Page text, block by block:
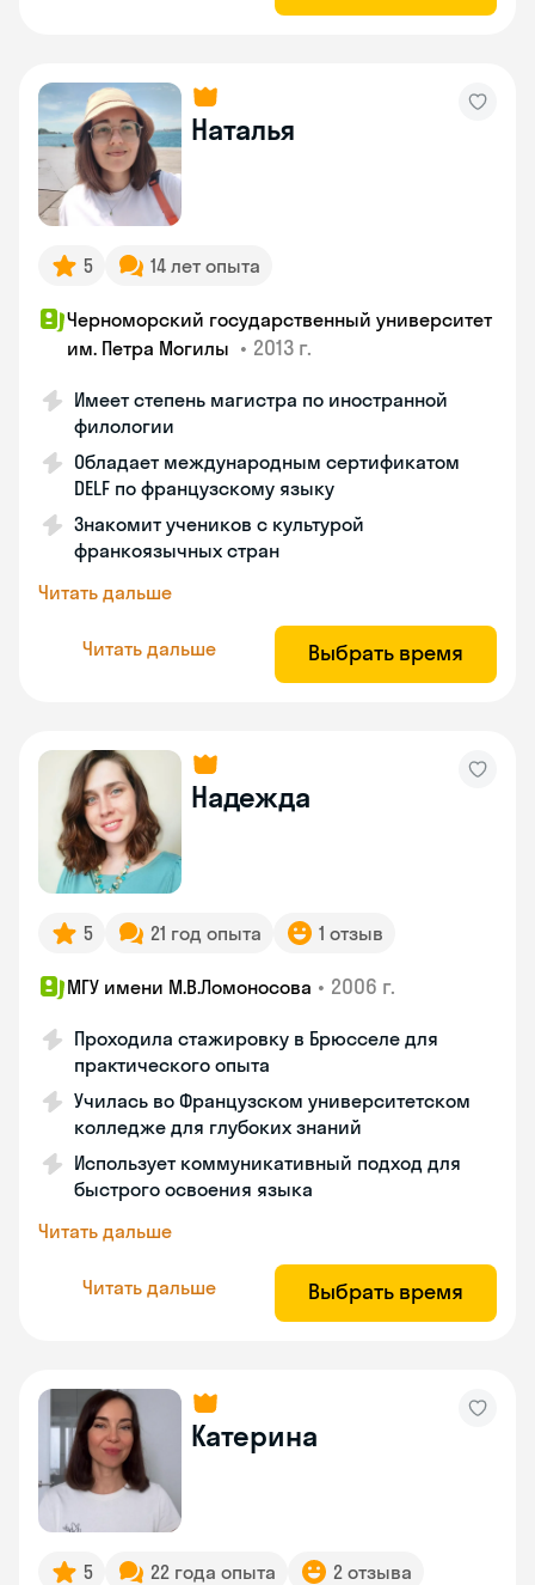
Наталья
5 14 лет опыта
Черноморский государственный университет
им. Петра Могилы • 2013 г.
Имеет степень магистра по иностранной
филологии
Обладает международным сертификатом
DELF по французскому языку
Знакомит учеников с культурой
франкоязычных стран
Читать дальше
Читать дальше Выбрать время
Надежда
5 21 год опыта 1 отзыв
МГУ имени М.В.Ломоносова • 2006 г.
Проходила стажировку в Брюсселе для
практического опыта
Училась во Французском университетском
колледже для глубоких знаний
Использует коммуникативный подход для
быстрого освоения языка
Читать дальше
Читать дальше Выбрать время
Катерина
5 22 года опыта 2 отзыва